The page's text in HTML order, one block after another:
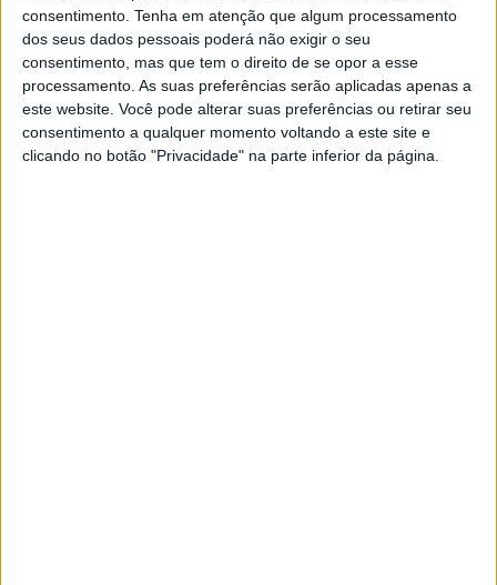
consentimento. Tenha em atenção que algum processamento
dos seus dados pessoais poderá não exigir o seu
consentimento, mas que tem o direito de se opor a esse
processamento. As suas preferências serão aplicadas apenas a
este website. Você pode alterar suas preferências ou retirar seu
consentimento a qualquer momento voltando a este site e
clicando no botão "Privacidade" na parte inferior da página.
OPINIÃO
Carta aberta: Hospitais para as
Misericórdias: pragmatismo ou